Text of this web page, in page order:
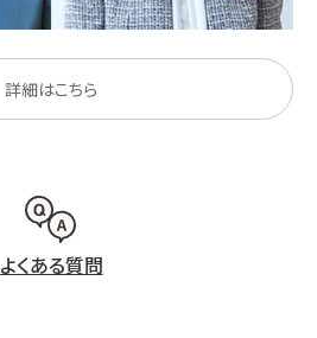
詳細はこちら
よくある質問